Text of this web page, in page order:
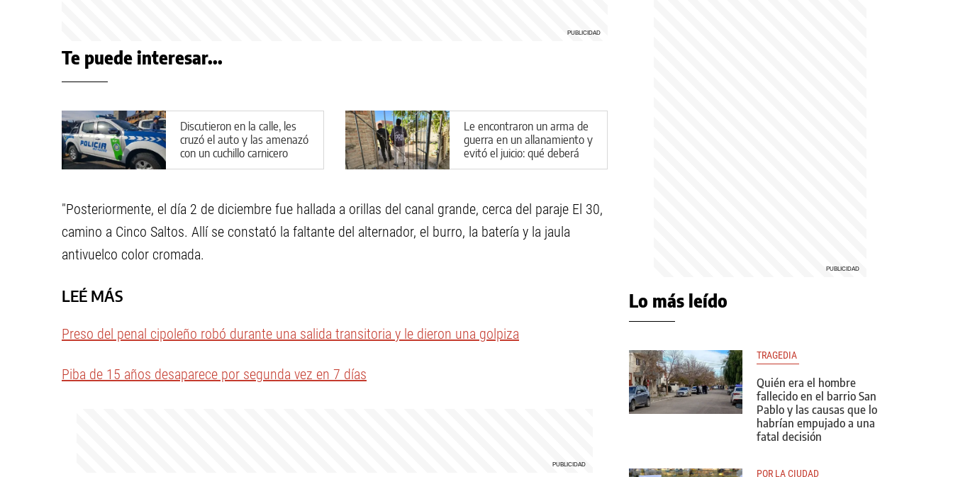
Te puede interesar...
Discutieron en la calle, les
cruzó el auto y las amenazó
con un cuchillo carnicero
Le encontraron un arma de
guerra en un allanamiento y
evitó el juicio: qué deberá
hacer en Cipolletti
"Posteriormente, el día 2 de diciembre fue hallada a orillas del canal grande, cerca del paraje El 30,
camino a Cinco Saltos. Allí se constató la faltante del alternador, el burro, la batería y la jaula
antivuelco color cromada.
LEÉ MÁS
Preso del penal cipoleño robó durante una salida transitoria y le dieron una golpiza
Piba de 15 años desaparece por segunda vez en 7 días
Lo más leído
TRAGEDIA
Quién era el hombre
fallecido en el barrio San
Pablo y las causas que lo
habrían empujado a una
fatal decisión
POR LA CIUDAD